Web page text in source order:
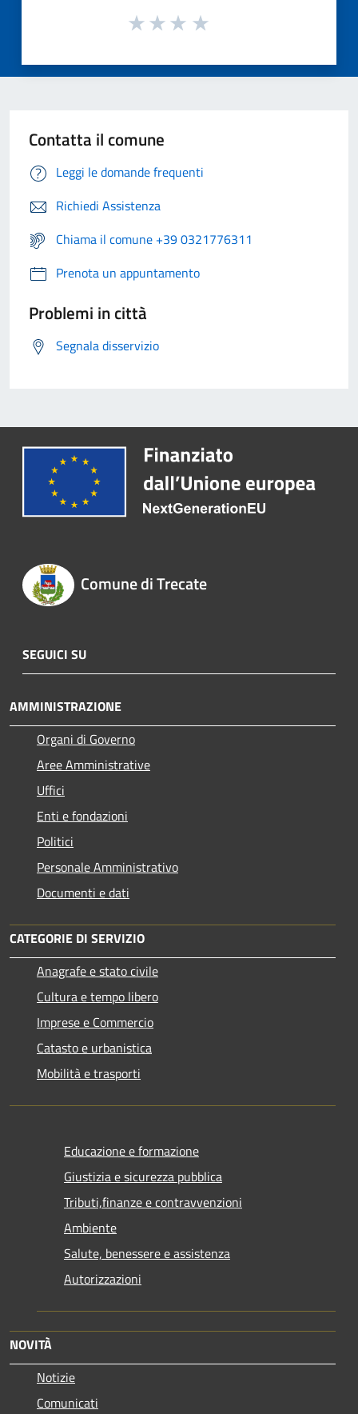
Contatta il comune
Leggi le domande frequenti
Richiedi Assistenza
Chiama il comune +39 0321776311
Prenota un appuntamento
Problemi in città
Segnala disservizio
Comune di Trecate
SEGUICI SU
AMMINISTRAZIONE
Organi di Governo
Aree Amministrative
Uffici
Enti e fondazioni
Politici
Personale Amministrativo
Documenti e dati
CATEGORIE DI SERVIZIO
Anagrafe e stato civile
Cultura e tempo libero
Imprese e Commercio
Catasto e urbanistica
Mobilità e trasporti
Educazione e formazione
Giustizia e sicurezza pubblica
Tributi,finanze e contravvenzioni
Ambiente
Salute, benessere e assistenza
Autorizzazioni
NOVITÀ
Notizie
Comunicati